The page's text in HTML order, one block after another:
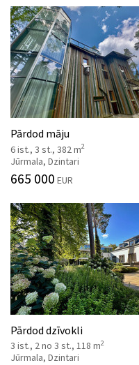
Pārdod māju
6 ist., 3 st., 382 m2
Jūrmala, Dzintari
665 000 EUR
Pārdod dzīvokli
3 ist., 2 no 3 st., 118 m2
Jūrmala, Dzintari